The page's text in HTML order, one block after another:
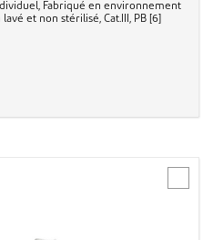
Fabriqué en environnement
et non stérilisé, Cat.III, PB [6]